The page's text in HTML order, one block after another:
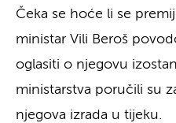
Čeka se hoće li se
ministar Vili Beroš
oglasiti o njegovu
ministarstva poručili su
njegova izrada u tijeku.